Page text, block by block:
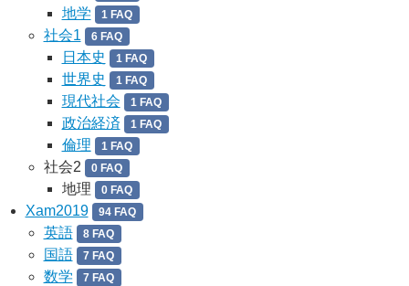
地学 1 FAQ
社会1 6 FAQ
日本史 1 FAQ
世界史 1 FAQ
現代社会 1 FAQ
政治経済 1 FAQ
倫理 1 FAQ
社会2 0 FAQ
地理 0 FAQ
Xam2019 94 FAQ
英語 8 FAQ
国語 7 FAQ
数学 7 FAQ